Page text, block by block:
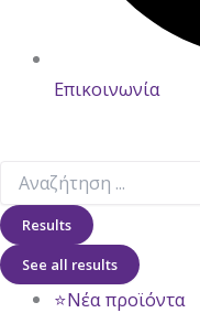
Επικοινωνία
Results
See all results
⭐Νέα προϊόντα